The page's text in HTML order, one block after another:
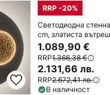
RRP -20%
Светодиодна
cm, златиста
1.089,90 €
RRP1.366,38 €
2.131,66 лв.
RRP2.672,41 лв.
В наличност